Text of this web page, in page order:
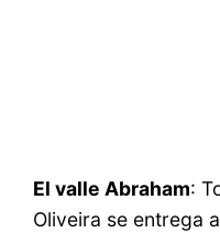
El valle Abraham:
Oliveira se entrega